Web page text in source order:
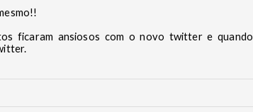
ficaram ansiosos com o novo twitter e quando